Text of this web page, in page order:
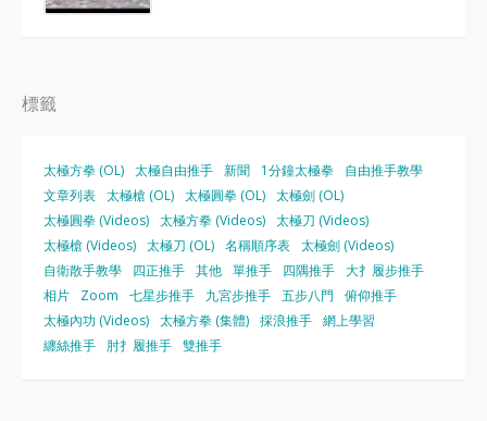
標籤
太極方拳 (OL) 太極自由推手 新聞 1分鐘太極拳
自由推手教學
文章列表 太極槍 (OL) 太極圓拳 (OL) 太極劍 (OL)
太極圓拳 (Videos) 太極方拳 (Videos) 太極刀 (Videos)
太極槍 (Videos) 太極刀 (OL) 名稱順序表 太極劍 (Videos)
自衛散手教學
四正推手 其他 單推手 四隅推手 大扌履步推手
相片
Zoom 七星步推手 九宮步推手 五步八門
俯仰推手
太極內功 (Videos) 太極方拳 (集體) 採浪推手 網上學習
纏絲推手
肘扌履推手 雙推手